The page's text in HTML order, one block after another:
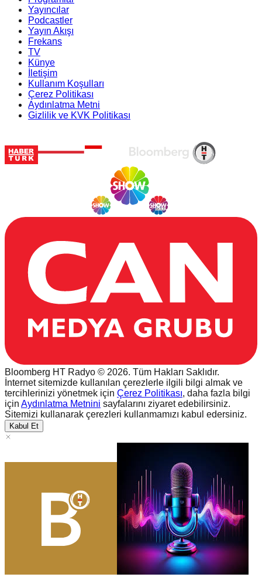
Yayıncılar
Podcastler
Yayın Akışı
Frekans
TV
Künye
İletişim
Kullanım Koşulları
Çerez Politikası
Aydınlatma Metni
Gizlilik ve KVK Politikası
Bloomberg HT Radyo © 2026. Tüm Hakları Saklıdır.
İnternet sitemizde kullanılan çerezlerle ilgili bilgi almak ve
tercihlerinizi yönetmek için Çerez Politikası, daha fazla bilgi
için Aydınlatma Metnini sayfalarını ziyaret edebilirsiniz.
Sitemizi kullanarak çerezleri kullanmamızı kabul edersiniz.
Kabul Et